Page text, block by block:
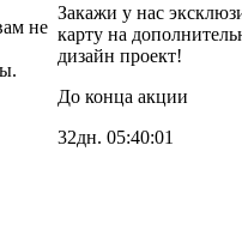
не
Закажи у нас
карту на
дизайн проект!
До конца акции
32дн. 05:40:00